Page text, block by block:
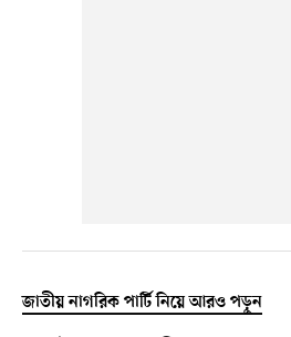
জাতীয় নাগরিক পার্টি নিয়ে আরও পড়ুন